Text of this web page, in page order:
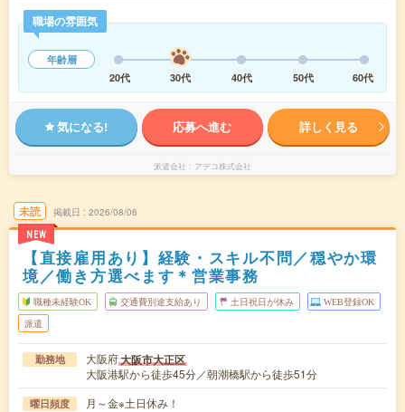
職場の雰囲気
年齢層
20代
30代 40代 50代 60代
気になる! 応募へ進む 詳しく見る
派遣会社 アデコ株式会社
未読
NEW
掲載日 2026/08/06
【直接雇用あり】経験・スキル不問／穏やか環
境／働き方選べます＊営業事務
職種未経験OK 交通費別途支給あり 土日祝日が休み WEB登録OK
派遣
勤務地 大阪府大阪市大正区
大阪港駅から徒歩45分／朝潮橋駅から徒歩51分
曜日頻度 月～金※土日休み！